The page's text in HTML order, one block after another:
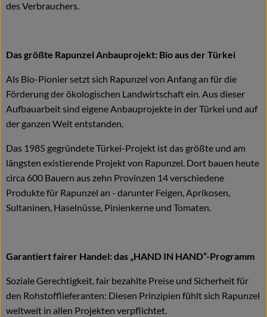
des Verbrauchers.
Das größte Rapunzel Anbauprojekt: Bio aus der Türkei
Als Bio-Pionier setzt sich Rapunzel von Anfang an für die
Förderung der ökologischen Landwirtschaft ein. Aus dieser
Aufbauarbeit sind eigene Anbauprojekte in der Türkei und auf
der ganzen Welt entstanden.
Das 1985 gegründete Türkei-Projekt ist das größte und am
längsten existierende Projekt von Rapunzel. Dort bauen heute
circa 600 Bauern aus zehn Provinzen 14 verschiedene
Produkte für Rapunzel an - darunter Feigen, Aprikosen,
Sultaninen, Haselnüsse, Pinienkerne und Tomaten.
Garantiert fairer Handel: das „HAND IN HAND“-Programm
Soziale Gerechtigkeit, fair bezahlte Preise und Sicherheit für
den Rohstofflieferanten: Diesen Prinzipien fühlt sich Rapunzel
weltweit in allen Projekten verpflichtet.